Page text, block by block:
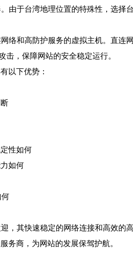
由于台湾地理位置的特殊性，选
络和高防护服务的虚拟主机。直
，保障网站的安全稳定运行。
以下优势：
性如何
如何
何
，其快速稳定的网络连接和高效
务商，为网站的发展保驾护航。